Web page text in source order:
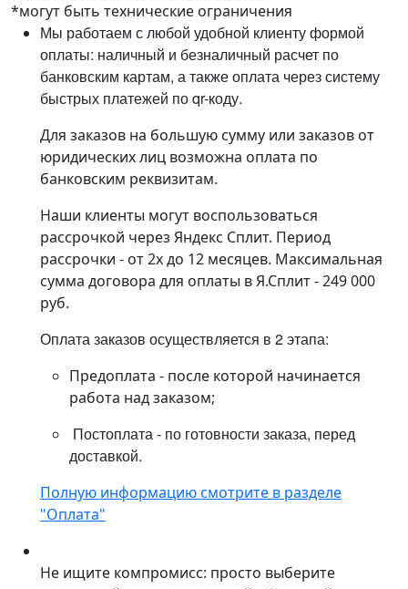
*могут быть технические ограничения
Мы работаем с любой удобной клиенту формой
оплаты: наличный и безналичный расчет по
банковским картам, а также оплата через систему
быстрых платежей по qr-коду.
Для заказов на большую сумму или заказов от
юридических лиц возможна оплата по
банковским реквизитам.
Наши клиенты могут воспользоваться
рассрочкой через Яндекс Сплит. Период
рассрочки - от 2х до 12 месяцев. Максимальная
сумма договора для оплаты в Я.Сплит - 249 000
руб.
Оплата заказов осуществляется в 2 этапа:
Предоплата - после которой начинается
работа над заказом;
Постоплата - по готовности заказа, перед
доставкой.
Полную информацию смотрите в разделе
"Оплата"
Не ищите компромисс: просто выберите